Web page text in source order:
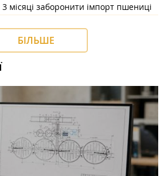
місяці заборонити імпорт пшениці
БІЛЬШЕ